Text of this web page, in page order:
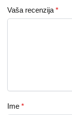
Vaša recenzija*
Ime *